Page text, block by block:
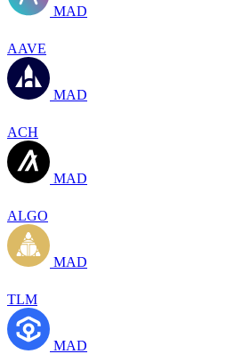
MAD
AAVE
MAD
ACH
MAD
ALGO
MAD
TLM
MAD